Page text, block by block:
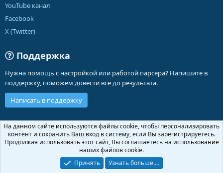
YouTube канал
Facebook
X (Twitter)
Поддержка
Нужна помощь с настройкой или работой парсера? Напишите в
поддержку, поможем довести все до результата.
Написать в поддержку
Russian (RU)
Обратная связь
Условия и правила
Политика конфиденциальности
Помощь
Community platform by XenForo ® © 2010-2026 XenForo Ltd.
На данном сайте используются файлы cookie, чтобы персонализировать
контент и сохранить Ваш вход в систему, если Вы зарегистрируетесь.
Продолжая использовать этот сайт, Вы соглашаетесь на использование
наших файлов cookie.
Принять
Узнать больше.…